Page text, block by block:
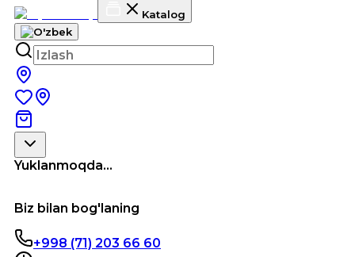
Katalog
Yuklanmoqda...
Biz bilan bog'laning
+998 (71) 203 66 60